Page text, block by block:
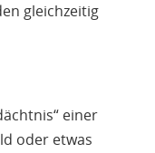
gleichzeitig
einer
oder etwas